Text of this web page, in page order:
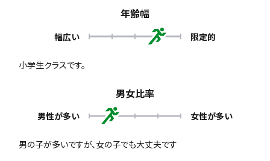
年齢幅
幅広い 限定的
小学生クラスです。
男女比率
男性が多い 女性が多い
男の子が多いですが、女の子でも大丈夫です